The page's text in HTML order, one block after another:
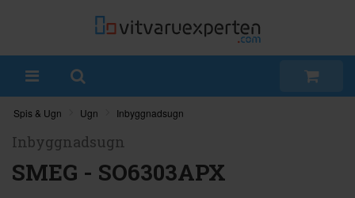
Spis & Ugn Ugn Inbyggnadsugn
Inbyggnadsugn
SMEG - SO6303APX